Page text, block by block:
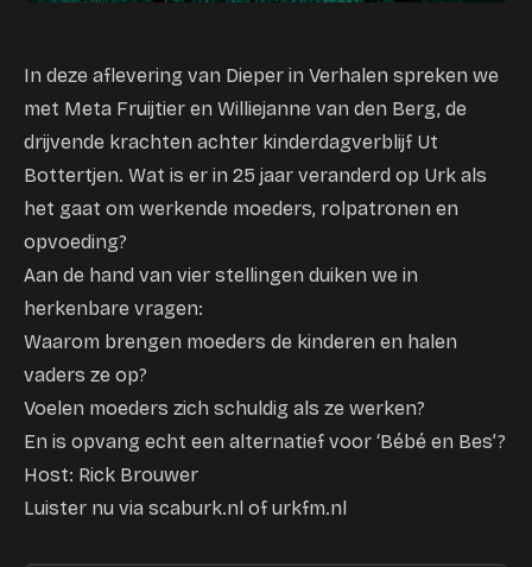
In deze aflevering van Dieper in Verhalen spreken we
met Meta Fruijtier en Williejanne van den Berg, de
drijvende krachten achter kinderdagverblijf Ut
Bottertjen. Wat is er in 25 jaar veranderd op Urk als
het gaat om werkende moeders, rolpatronen en
opvoeding?
Aan de hand van vier stellingen duiken we in
herkenbare vragen:
Waarom brengen moeders de kinderen en halen
vaders ze op?
Voelen moeders zich schuldig als ze werken?
En is opvang echt een alternatief voor ‘Bébé en Bes’?
Host: Rick Brouwer
Luister nu via scaburk.nl of urkfm.nl